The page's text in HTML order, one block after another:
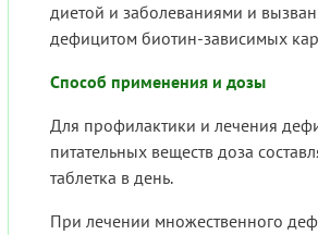
диетой и заболеваниями и
дефицитом биотин-зависимых
Способ применения и дозы
Для профилактики и лечения
питательных веществ доза
таблетка в день.
При лечении множественного